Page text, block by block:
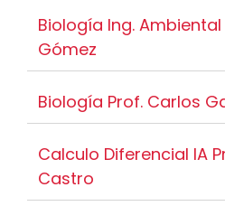
Biología Ing. Ambiental
Gómez
Biología Prof. Carlos
Calculo Diferencial IA
Castro